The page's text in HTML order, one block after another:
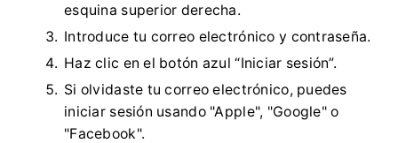
esquina superior derecha.
Introduce tu correo electrónico y contraseña.
Haz clic en el botón azul “Iniciar sesión”.
Si olvidaste tu correo electrónico, puedes
iniciar sesión usando "Apple", "Google" o
"Facebook".